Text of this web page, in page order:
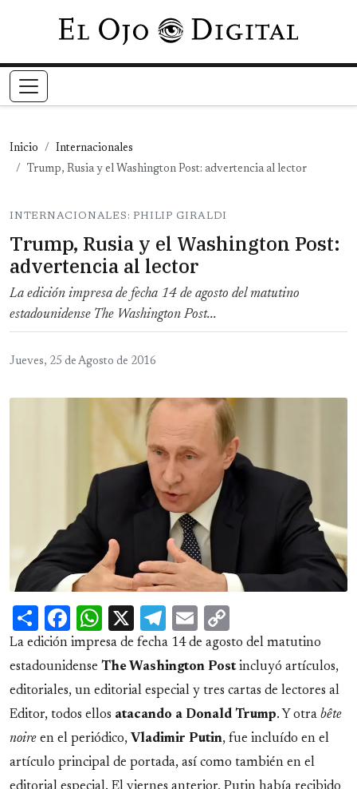
Pasar al contenido principal
Inicio
Internacionales
Trump, Rusia y el Washington Post: advertencia al lector
INTERNACIONALES: PHILIP GIRALDI
Trump, Rusia y el Washington Post:
advertencia al lector
La edición impresa de fecha 14 de agosto del matutino
estadounidense The Washington Post...
Jueves, 25 de Agosto de 2016
ShareFacebook
WhatsApp
X Telegram
Email
Link
La edición impresa de fecha 14 de agosto del matutino
estadounidense The Washington Postincluyó artículos,
editoriales, un editorial especial y tres cartas de lectores al
Editor, todos ellos atacando a Donald Trump. Y otra bête
noire en el periódico, Vladimir Putin, fue incluído en el
artículo principal de portada, así como también en el